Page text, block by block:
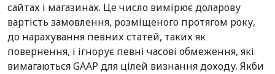
сайтах і магазинах. Це число вимірює доларову
вартість замовлення, розміщеного протягом року,
до нарахування певних статей, таких як
повернення, і ігнорує певні часові обмеження, які
вимагаються GAAP для цілей визнання доходу. Якби